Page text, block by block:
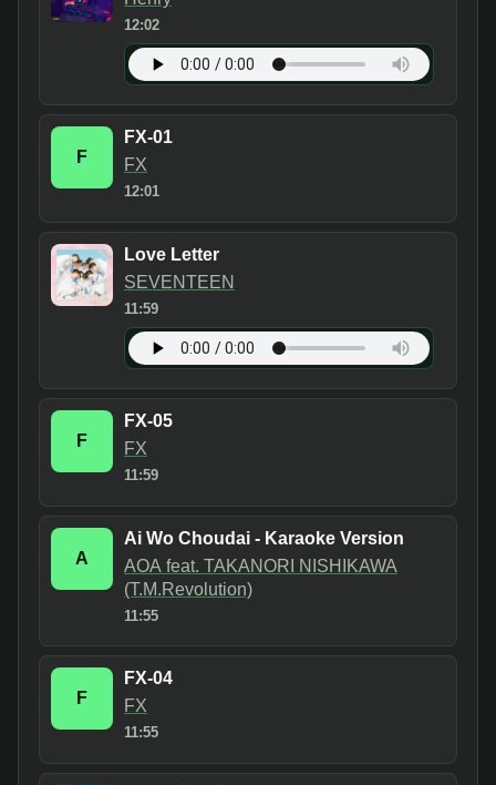
12:02
F
FX-01
FX
12:01
Love Letter
SEVENTEEN
11:59
F
FX-05
FX
11:59
A
Ai Wo Choudai - Karaoke Version
AOA feat. TAKANORI NISHIKAWA
(T.M.Revolution)
11:55
F
FX-04
FX
11:55